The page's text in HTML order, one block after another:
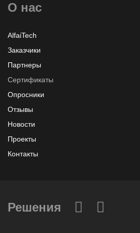
О нас
AlfaiTech
Заказчики
Партнеры
Сертификаты
Опросники
Отзывы
Новости
Проекты
Контакты
Решения